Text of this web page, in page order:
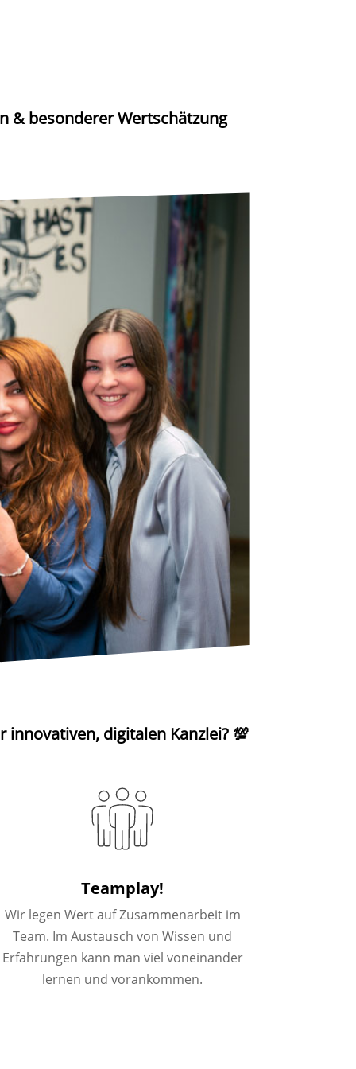
& besonderer Wertschätzung
innovativen, digitalen Kanzlei? 💯
Teamplay!
Wir legen Wert auf Zusammenarbeit im
Team. Im Austausch von Wissen und
Erfahrungen kann man viel voneinander
lernen und vorankommen.